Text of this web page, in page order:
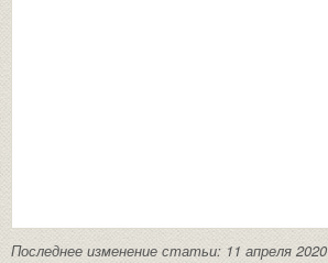
Последнее изменение статьи: 11 апреля 2020